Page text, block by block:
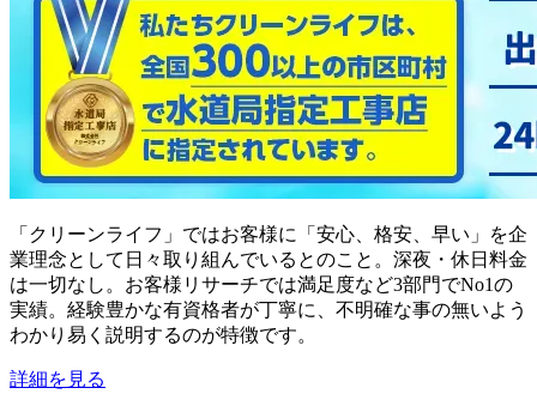
「クリーンライフ」ではお客様に「安心、格安、早い」を企
業理念として日々取り組んでいるとのこと。深夜・休日料金
は一切なし。お客様リサーチでは満足度など3部門でNo1の
実績。経験豊かな有資格者が丁寧に、不明確な事の無いよう
わかり易く説明するのが特徴です。
詳細を見る